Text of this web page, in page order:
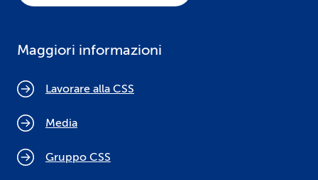
Maggiori informazioni
Lavorare alla CSS
Media
Gruppo CSS